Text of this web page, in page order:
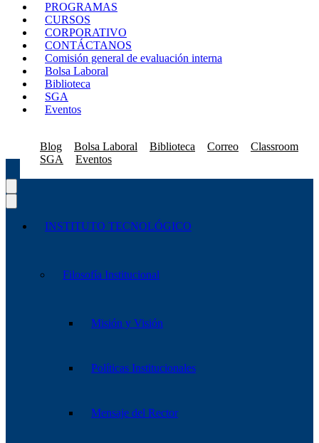
PROGRAMAS
CURSOS
CORPORATIVO
CONTÁCTANOS
Comisión general de evaluación interna
Bolsa Laboral
Biblioteca
SGA
Eventos
Blog Bolsa Laboral Biblioteca Correo
Classroom
SGA
Eventos
INSTITUTO TECNOLÓGICO
Filosofía Institucional
Misión y Visión
Políticas Institucionales
Mensaje del Rector